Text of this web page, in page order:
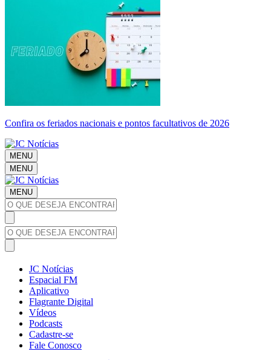
Confira os feriados nacionais e pontos facultativos de 2026
MENU
MENU
MENU
JC Notícias
Espacial FM
Aplicativo
Flagrante Digital
Vídeos
Podcasts
Cadastre-se
Fale Conosco